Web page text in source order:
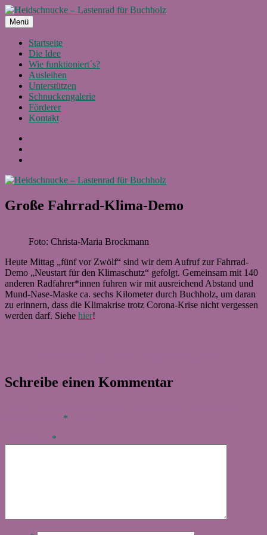
Zum
Inhalt
springen
Heidschnucke – Lastenrad für Buchholz
Ein Projekt von Buchholz fährt Rad e.V.
Menü
Startseite
Die Idee
Wie funktioniert´s?
Ausleihen
Unterstützen
Schnuckengalerie
Förderer
Kontakt
Große Fahrrad-Klima-Demo
Foto: Christa-Maria Brockmann
Heute Mittag „fünf vor Zwölf“ sind wir dem Aufruf zur Fahrrad-
Demo „Neustart für den Klimaschutz“ gefolgt. Gemeinsam mit 140
anderen Radfahrer*innen fuhren wir mit ausreichend Abstand und
Mund-Nase-Maske ca. sechs Kilometer durch Buchholz, um daran
zu erinnern, dass die Klimakrise trotz Corona-Krise nicht vergessen
werden darf. Siehe hier!
Schreibe einen Kommentar
*
*